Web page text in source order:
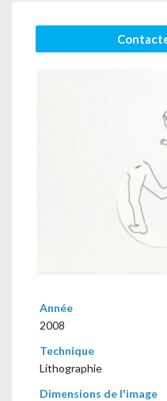
Année
2008
Technique
Lithographie
Dimensions de l'image